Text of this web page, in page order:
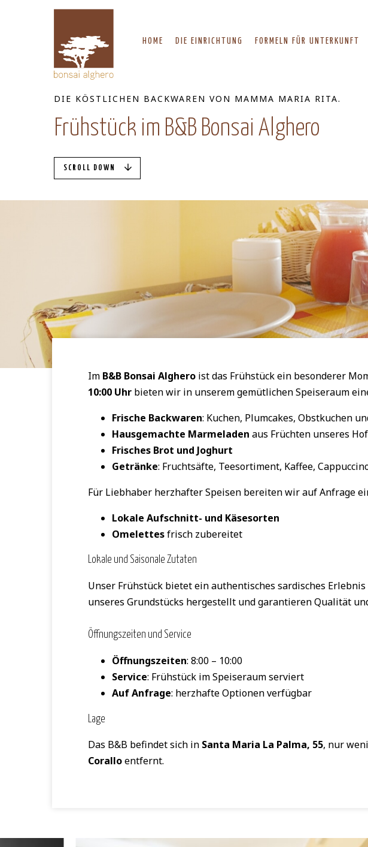
HOME DIE EINRICHTUNG FORMELN FÜR UNTERKUNFT
DIE KÖSTLICHEN BACKWAREN VON MAMMA MARIA RITA.
Frühstück im B&B Bonsai Alghero
SCROLL DOWN
Im B&B Bonsai Alghero ist das Frühstück ein besonderer
10:00 Uhr bieten wir in unserem gemütlichen Speiseraum
Frische Backwaren: Kuchen, Plumcakes, Obstkuchen
Hausgemachte Marmeladen aus Früchten unseres
Frisches Brot und Joghurt
Getränke: Fruchtsäfte, Teesortiment, Kaffee,
Für Liebhaber herzhafter Speisen bereiten wir auf Anfrage
Lokale Aufschnitt- und Käsesorten
Omelettesfrisch zubereitet
Lokale und Saisonale Zutaten
Unser Frühstück bietet ein authentisches sardisches
unseres Grundstücks hergestellt und garantieren Qualität
Öffnungszeiten und Service
Öffnungszeiten: 8:00 – 10:00
Service: Frühstück im Speiseraum serviert
Auf Anfrage: herzhafte Optionen verfügbar
Lage
Das B&B befindet sich in Santa Maria La Palma, 55, nur
Coralloentfernt.